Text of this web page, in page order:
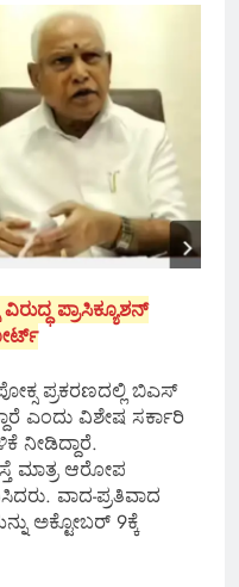
ಪ್ರಾಸಿಕ್ಯೂಶನ್
ಪ್ರಕರಣದಲ್ಲಿ ಬಿಎಸ್
ಎಂದು ವಿಶೇಷ ಸರ್ಕಾರಿ
ನೀಡಿದ್ದಾರೆ.
ಮಾತ್ರ ಆರೋಪ
ವಾದ-ಪ್ರತಿವಾದ
ಅಕ್ಟೋಬರ್ 9ಕ್ಕೆ